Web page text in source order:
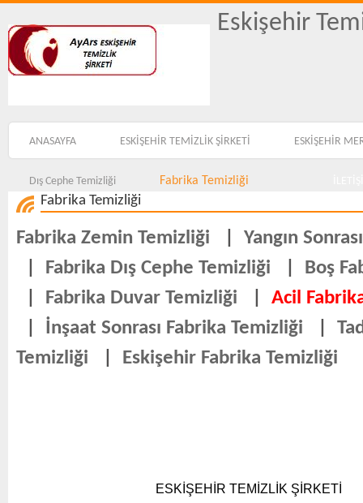
Eskişehir
ANASAYFA ESKİŞEHİR TEMİZLİK ŞİRKETİ ESKİŞEHİR
Dış Cephe Temizliği Fabrika Temizliği
Fabrika Temizliği
Fabrika Zemin Temizliği
Yangın
Fabrika Dış Cephe Temizliği
Boş
Fabrika Duvar Temizliği
Acil
İnşaat Sonrası Fabrika Temizliği
Temizliği
Eskişehir Fabrika Temizliği
ESKİŞEHİR TEMİZLİK ŞİRKETİ